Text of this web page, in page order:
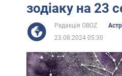
Африка
Життя
зодіаку на 23
Редакція OBOZ
23.08.2024 05:30